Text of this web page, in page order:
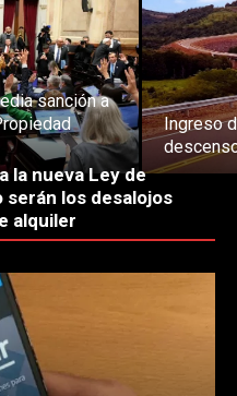
sanción a
Ingreso
la nueva Ley de
serán los desalojos
alquiler